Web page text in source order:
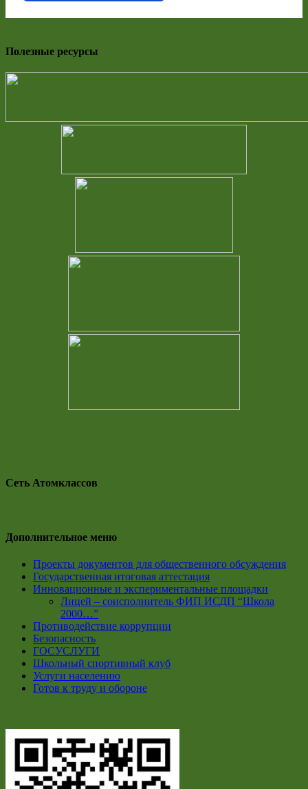
Полезные ресурсы
Сеть Атомклассов
Дополнительное меню
Проекты документов для общественного обсуждения
Государственная итоговая аттестация
Инновационные и экспериментальные площадки
Лицей – соисполнитель ФИП ИСДП “Школа
2000…”
Противодействие коррупции
Безопасность
ГОСУСЛУГИ
Школьный спортивный клуб
Услуги населению
Готов к труду и обороне